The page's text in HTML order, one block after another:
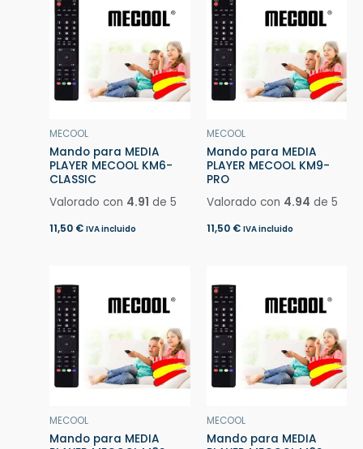
MECOOL
Mando para MEDIA
PLAYER MECOOL KM6-
CLASSIC
Valorado con 4.91 de 5
11,50 € IVA incluido
MECOOL
Mando para MEDIA
PLAYER MECOOL KM9-
PRO
Valorado con 4.94 de 5
11,50 € IVA incluido
MECOOL
Mando para MEDIA
MECOOL
Mando para MEDIA